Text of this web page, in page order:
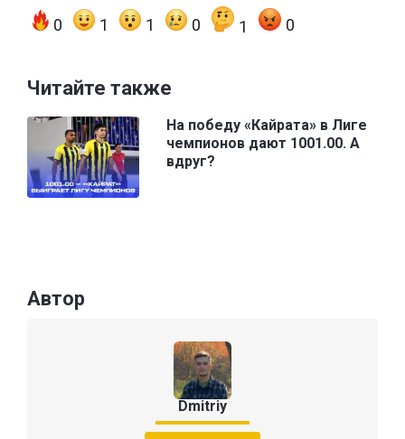
0 1 1 0 1 0
Читайте также
На победу «Кайрата» в Лиге
чемпионов дают 1001.00. А
вдруг?
Автор
Dmitriy